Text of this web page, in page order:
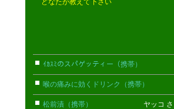
どなたか教えて下さい
ｲｶｽﾐのスパゲッティー（携帯）
喉の痛みに効くドリンク（携帯）
松前漬（携帯） ヤッコ さ